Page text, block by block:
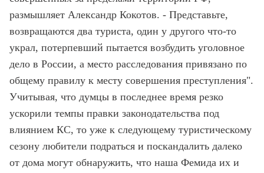
размышляет Александр Кокотов. - Представьте,
возвращаются два туриста, один у другого что-то
украл, потерпевший пытается возбудить уголовное
дело в России, а место расследования привязано по
общему правилу к месту совершения преступления".
Учитывая, что думцы в последнее время резко
ускорили темпы правки законодательства под
влиянием КС, то уже к следующему туристическому
сезону любители подраться и поскандалить далеко
от дома могут обнаружить, что наша Фемида их и